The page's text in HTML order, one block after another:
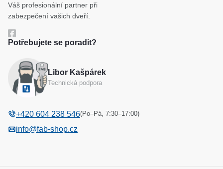
Katalog
Ochrana osobních údajů
Odstoupení od kupní smlouvy
Váš profesionální partner při
zabezpečení vašich dveří.
Potřebujete se poradit?
Libor Kašpárek
Technická podpora
+420 604 238 546(Po–Pá, 7:30–17:00)
info@fab-shop.cz